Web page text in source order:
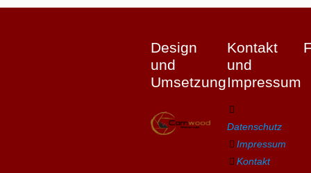
Design
und
Umsetzung
Kontakt
und
Impressum
Datenschutz
Impressum
Kontakt